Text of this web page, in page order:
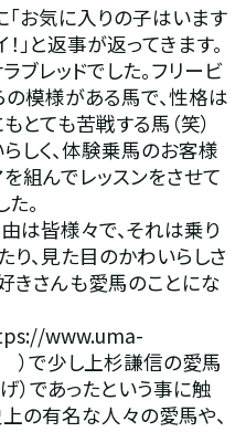
お気に入りの子はいます
！」と返事が返ってきます。
レッドでした。フリービ
模様がある馬で、性格は
とても苦戦する馬（笑）
しく、体験乗馬のお客様
組んでレッスンをさせて
。
は皆様々で、それは乗り
り、見た目のかわいらしさ
きさんも愛馬のことにな
www.uma-
で少し上杉謙信の愛馬
）であったという事に触
の有名な人々の愛馬や、